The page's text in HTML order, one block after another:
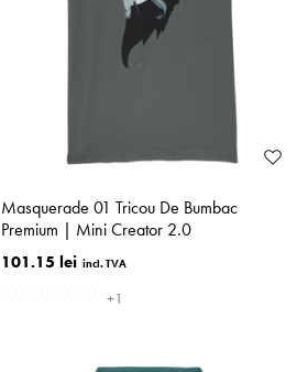
Masquerade 01 Tricou De Bumbac
Premium | Mini Creator 2.0
101.15 lei
+1